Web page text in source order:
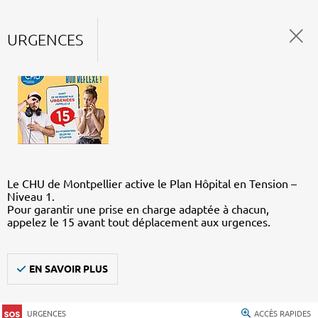
URGENCES
Le CHU de Montpellier active le Plan Hôpital en Tension –
Niveau 1.
Pour garantir une prise en charge adaptée à chacun,
appelez le 15 avant tout déplacement aux urgences.
EN SAVOIR PLUS
URGENCES ACCÈS RAPIDES